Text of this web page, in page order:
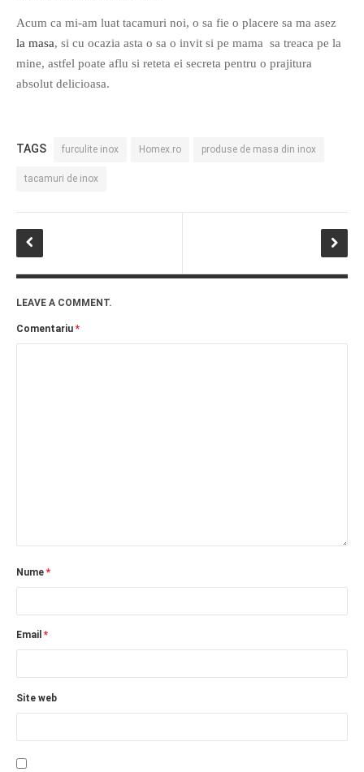
Acrostics!
PRIETENI APROPIATI
Vreau-schimbare.ro
PRIETENI DIN BREASLA
Filme-Carti.ro
Acum ca mi-am luat tacamuri noi, o sa fie o placere sa ma asez
la masa, si cu ocazia asta o sa o invit si pe mama sa treaca pe la
mine, astfel poate aflu si reteta ei secreta pentru o prajitura
absolut delicioasa.
TAGS furculite inox Homex.ro produse de masa din inox
tacamuri de inox
LEAVE A COMMENT.
Comentariu *
Nume *
Email *
Site web